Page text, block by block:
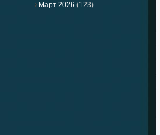
Март 2026 (123)